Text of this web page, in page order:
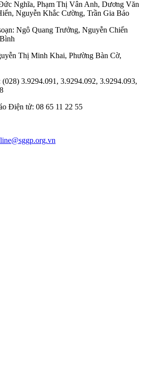
Nghĩa, Phạm Thị Vân Anh, Dương Văn
, Nguyễn Khắc Cường, Trần Gia Bảo
Ngô Quang Trưởng, Nguyễn Chiến
Thị Minh Khai, Phường Bàn Cờ,
3.9294.091, 3.9294.092, 3.9294.093,
Điện tử: 08 65 11 22 55